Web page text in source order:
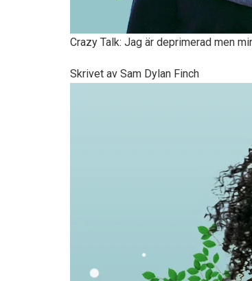
Crazy Talk: Jag är deprimerad men
Skrivet av Sam Dylan Finch